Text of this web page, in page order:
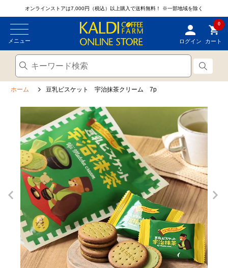
オンラインストアは7,000円（税込）以上購入で送料無料！ ※一部地域を除く
メニュー ログイン
0
カート
ホーム 豆乳ビスケット 宇治抹茶クリーム 7p